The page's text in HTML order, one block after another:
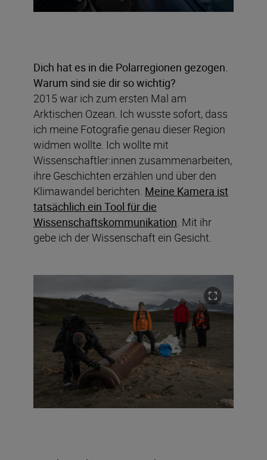
Dich hat es in die Polarregionen gezogen.
Warum sind sie dir so wichtig?
2015 war ich zum ersten Mal am
Arktischen Ozean. Ich wusste sofort, dass
ich meine Fotografie genau dieser Region
widmen wollte. Ich wollte mit
Wissenschaftler:innen zusammenarbeiten,
ihre Geschichten erzählen und über den
Klimawandel berichten. Meine Kamera ist
tatsächlich ein Tool für die
Wissenschaftskommunikation. Mit ihr
gebe ich der Wissenschaft ein Gesicht.